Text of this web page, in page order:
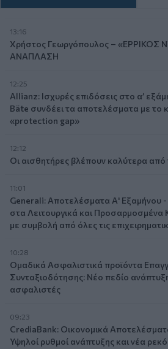
13:16
Χρήστος Γεωργόπουλος –
ΑΝΑΠΛΑΣΗ
12:25
Allianz: Ισχυρές επιδόσεις στο α’
Bäte συνδέει τα αποτελέσματα με το
«protection gap»
12:12
Οι αισθητήρες βλέπουν καλύτερα
11:01
Generali: Αποτελέσματα Α' Εξαμήνου -
στα Λειτουργικά και
με συμβολή από όλες τις
10:28
Ομαδικά Ασφαλιστικά προϊόντα
Συνταξιοδότησης: Νέο πεδίο
ασφαλιστές
09:23
CrediaBank: Οικονομικά
Υψηλοί ρυθμοί ανάπτυξης και νέα